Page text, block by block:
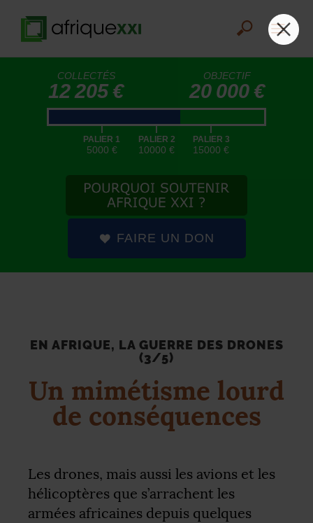
COLLECTÉS
12 205 €
OBJECTIF
20 000 €
|
PALIER 1
5000 €
|
PALIER 2
10000 €
|
PALIER 3
15000 €
FAIRE UN DON
EN AFRIQUE, LA GUERRE DES DRONES
(3/5)
Un mimétisme lourd
de conséquences
Les drones, mais aussi les avions et les
hélicoptères que s’arrachent les
armées africaines depuis quelques